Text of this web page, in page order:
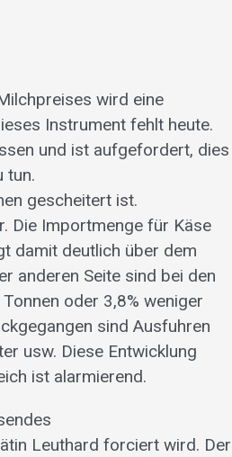
wird eine
Instrument fehlt heute.
und ist aufgefordert, dies
tun.
gescheitert ist.
Die Importmenge für Käse
damit deutlich über dem
anderen Seite sind bei den
oder 3,8% weniger
sind Ausfuhren
usw. Diese Entwicklung
ist alarmierend.
Leuthard forciert wird. Der